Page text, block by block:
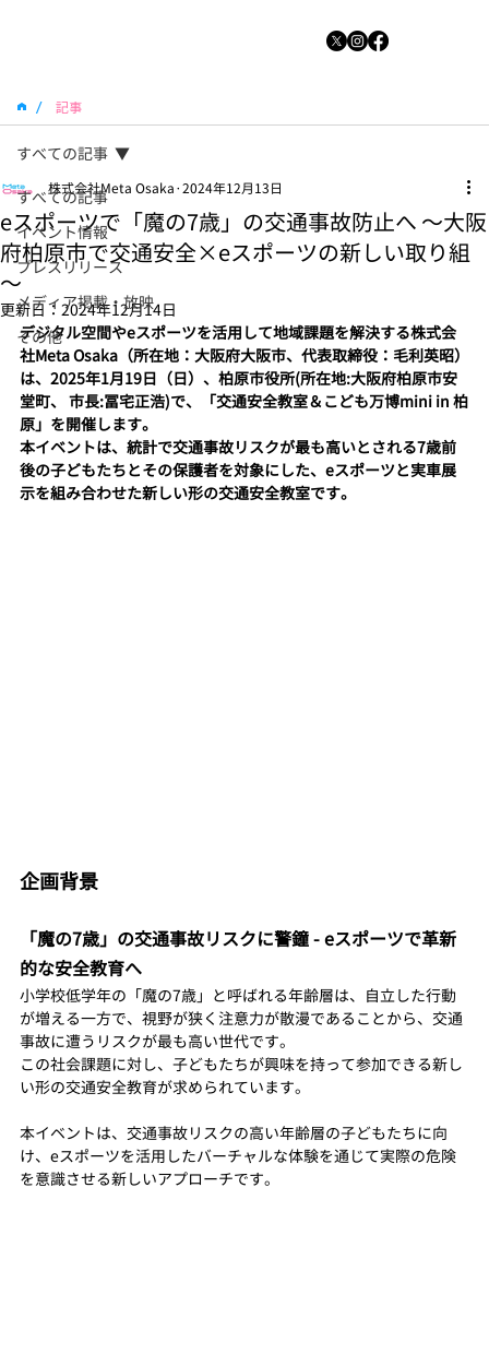
/ 記事
すべての記事
イベント情報
プレスリリース
メディア掲載・放映
その他
すべての記事
eスポーツで「魔の7歳」の交通事故防止へ ～大阪
府柏原市で交通安全×eスポーツの新しい取り組
～
株式会社Meta Osaka 2024年12月13日
更新日： 2024年12月14日
デジタル空間やeスポーツを活用して地域課題を解決する株式会
社Meta Osaka（所在地：大阪府大阪市、代表取締役：毛利英昭）
は、2025年1月19日（日）、柏原市役所(所在地:大阪府柏原市安
堂町、 市長:冨宅正浩)で、「交通安全教室＆こども万博mini in 柏
原」を開催します。
本イベントは、統計で交通事故リスクが最も高いとされる7歳前
後の子どもたちとその保護者を対象にした、eスポーツと実車展
示を組み合わせた新しい形の交通安全教室です。
企画背景
「魔の7歳」の交通事故リスクに警鐘 - eスポーツで革新
的な安全教育へ
小学校低学年の「魔の7歳」と呼ばれる年齢層は、自立した行動
が増える一方で、視野が狭く注意力が散漫であることから、交通
事故に遭うリスクが最も高い世代です。
この社会課題に対し、子どもたちが興味を持って参加できる新し
い形の交通安全教育が求められています。
本イベントは、交通事故リスクの高い年齢層の子どもたちに向
け、eスポーツを活用したバーチャルな体験を通じて実際の危険
を意識させる新しいアプローチです。